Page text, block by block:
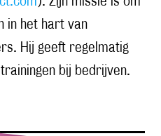
in het hart van
Hij geeft regelmatig
bij bedrijven.